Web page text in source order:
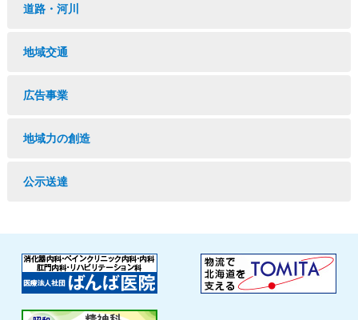
道路・河川
地域交通
広告事業
地域力の創造
公示送達